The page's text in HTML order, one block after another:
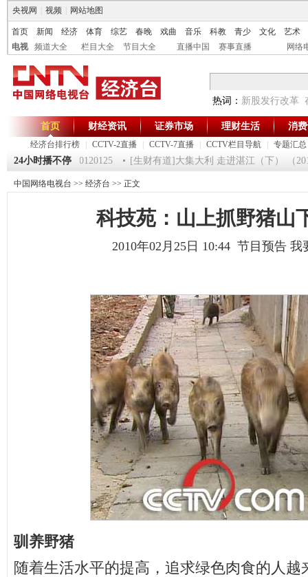
央视网 视频 网站地图
首页 新闻 经济 体育 综艺 春晚 戏曲 音乐 科教 青少 文化
艺术
电视
频道大全 栏目大全 节目大全 直播中国 赛事直播 网络
热词： 新股发行改革
首页
经济台排行榜 CCTV-2直播 CCTV-7直播 CCTV栏目导航 专题汇总
财经资讯 证券市场 理财生活 消
24小时播不停
《第一时间》 20120125 [生财有道]大集大利 走进湛江（下） （
中国网络电视台 >> 经济台 >> 正文
科技苑：山上抓野猪山
2010年02月25日 10:44 节目预告 我
驯养野猪
随着生活水平的提高，追求绿色肉食的人越